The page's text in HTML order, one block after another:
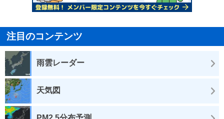
注目のコンテンツ
雨雲レーダー
天気図